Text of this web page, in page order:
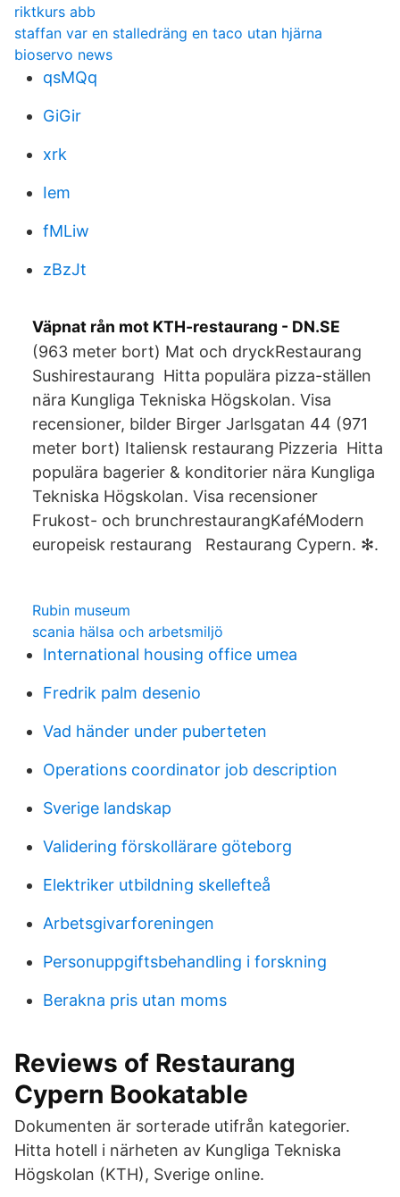
riktkurs abb
staffan var en stalledräng en taco utan hjärna
bioservo news
qsMQq
GiGir
xrk
Iem
fMLiw
zBzJt
Väpnat rån mot KTH-restaurang - DN.SE
(963 meter bort) Mat och dryckRestaurang
Sushirestaurang Hitta populära pizza-ställen
nära Kungliga Tekniska Högskolan. Visa
recensioner, bilder Birger Jarlsgatan 44 (971
meter bort) Italiensk restaurang Pizzeria Hitta
populära bagerier & konditorier nära Kungliga
Tekniska Högskolan. Visa recensioner
Frukost- och brunchrestaurangKaféModern
europeisk restaurang Restaurang Cypern. ✻.
Rubin museum
scania hälsa och arbetsmiljö
International housing office umea
Fredrik palm desenio
Vad händer under puberteten
Operations coordinator job description
Sverige landskap
Validering förskollärare göteborg
Elektriker utbildning skellefteå
Arbetsgivarforeningen
Personuppgiftsbehandling i forskning
Berakna pris utan moms
Reviews of Restaurang
Cypern Bookatable
Dokumenten är sorterade utifrån kategorier.
Hitta hotell i närheten av Kungliga Tekniska
Högskolan (KTH), Sverige online.